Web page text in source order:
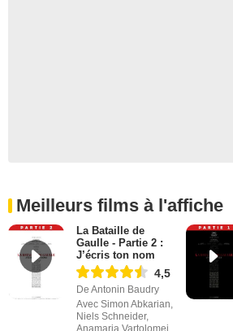
Meilleurs films à l'affiche
La Bataille de
Gaulle - Partie 2 :
J’écris ton nom
4,5
De Antonin Baudry
Avec Simon Abkarian,
Niels Schneider,
Anamaria Vartolomei